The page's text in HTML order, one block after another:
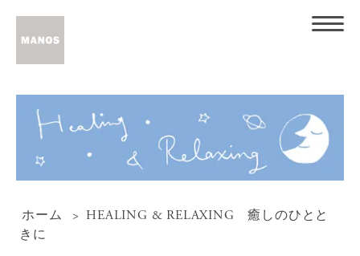
ホーム > HEALING & RELAXING 癒しのひとと
きに